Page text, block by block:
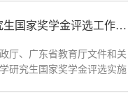
现将我院2026年研究生学业
的2024级（三年制）、2025
和国国籍（包括港、澳学
关于2026年商学院研究生国家奖学金评选工作的通知
厅、广东省教育厅文件和关
研究生国家奖学金评选实施